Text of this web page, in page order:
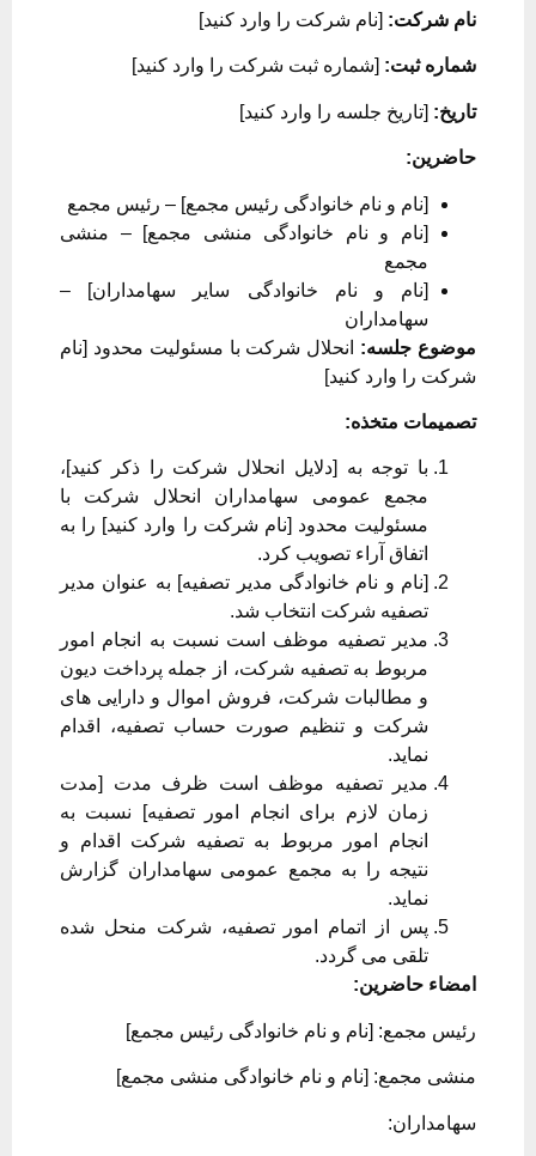
نام شرکت: [نام شرکت را وارد کنید]
شماره ثبت: [شماره ثبت شرکت را وارد کنید]
تاریخ: [تاریخ جلسه را وارد کنید]
حاضرین:
[نام و نام خانوادگی رئیس مجمع] – رئیس مجمع
[نام و نام خانوادگی منشی مجمع] – منشی
مجمع
[نام و نام خانوادگی سایر سهامداران] –
سهامداران
موضوع جلسه: انحلال شرکت با مسئولیت محدود [نام
شرکت را وارد کنید]
تصمیمات متخذه:
با توجه به [دلایل انحلال شرکت را ذکر کنید]،
مجمع عمومی سهامداران انحلال شرکت با
مسئولیت محدود [نام شرکت را وارد کنید] را به
اتفاق آراء تصویب کرد.
[نام و نام خانوادگی مدیر تصفیه] به عنوان مدیر
تصفیه شرکت انتخاب شد.
مدیر تصفیه موظف است نسبت به انجام امور
مربوط به تصفیه شرکت، از جمله پرداخت دیون
و مطالبات شرکت، فروش اموال و دارایی های
شرکت و تنظیم صورت حساب تصفیه، اقدام
نماید.
مدیر تصفیه موظف است ظرف مدت [مدت
زمان لازم برای انجام امور تصفیه] نسبت به
انجام امور مربوط به تصفیه شرکت اقدام و
نتیجه را به مجمع عمومی سهامداران گزارش
نماید.
پس از اتمام امور تصفیه، شرکت منحل شده
تلقی می گردد.
امضاء حاضرین:
رئیس مجمع: [نام و نام خانوادگی رئیس مجمع]
منشی مجمع: [نام و نام خانوادگی منشی مجمع]
سهامداران: